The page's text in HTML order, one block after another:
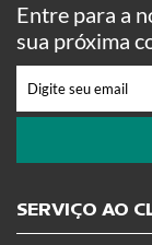
SERVIÇO AO
Entre para a
sua próxima